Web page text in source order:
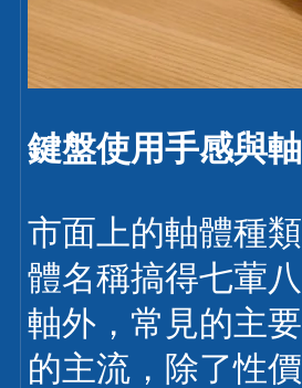
鍵盤使用手感與
市面上的軸體種
體名稱搞得七葷
軸外，常見的主
的主流，除了性